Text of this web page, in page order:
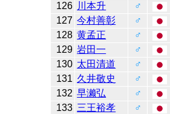
126 川本升 ♂
127 今村善彰 ♂
128 黄孟正 ♂
129 岩田一 ♂
130 太田清道 ♂
131 久井敬史 ♂
132 早濑弘 ♂
133 三王裕孝 ♂